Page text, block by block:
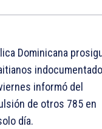
Dominicana
informó del
de otros 785 en
día.